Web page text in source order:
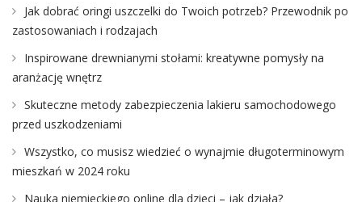
Jak dobrać oringi uszczelki do Twoich potrzeb? Przewodnik po
zastosowaniach i rodzajach
Inspirowane drewnianymi stołami: kreatywne pomysły na
aranżację wnętrz
Skuteczne metody zabezpieczenia lakieru samochodowego
przed uszkodzeniami
Wszystko, co musisz wiedzieć o wynajmie długoterminowym
mieszkań w 2024 roku
Nauka niemieckiego online dla dzieci – jak działa?